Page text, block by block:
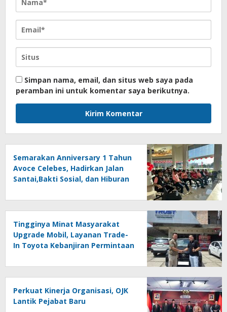
Simpan nama, email, dan situs web saya pada
peramban ini untuk komentar saya berikutnya.
Semarakan Anniversary 1 Tahun
Avoce Celebes, Hadirkan Jalan
Santai,Bakti Sosial, dan Hiburan
Tingginya Minat Masyarakat
Upgrade Mobil, Layanan Trade-
In Toyota Kebanjiran Permintaan
Perkuat Kinerja Organisasi, OJK
Lantik Pejabat Baru